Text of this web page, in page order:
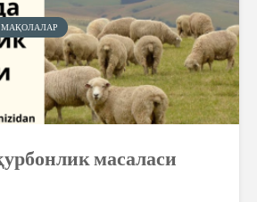
МАҚОЛАЛАР
масаласи